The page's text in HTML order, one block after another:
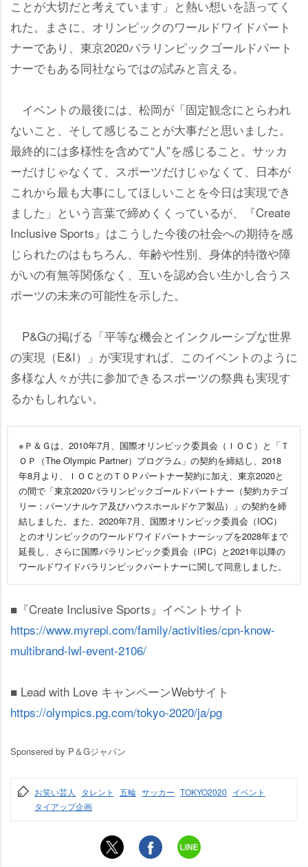
ことが大切だと考えています」と熱い想いを語ってく
れた。まさに、オリンピックのワールドワイドパート
ナーであり、東京2020パラリンピックゴールドパート
ナーでもある同社ならではの試みと言える。
イベントの最後には、松岡が「固定観念にとらわれ
ないこと、そして感じることが大事だと思いました。
最終的には多様性を含めて“人”を感じること。サッカ
ーだけじゃなくて、スポーツだけじゃなくて、日本が
これから最も大事にしてほしいことを今日は実現でき
ました」という言葉で締めくくっているが、『Create
Inclusive Sports』はこうした今後の社会への期待を感
じられたのはもちろん、年齢や性別、身体的特徴や障
がいの有無等関係なく、互いを認め合い生かし合うス
ポーツの未来の可能性を示した。
P&Gの掲げる「平等な機会とインクルーシブな世界
の実現（E&I）」が実現すれば、このイベントのように
多様な人々が共に参加できるスポーツの祭典も実現す
るかもしれない。
※Ｐ＆Ｇは、2010年7月、国際オリンピック委員会（ＩＯＣ）と「Ｔ
ＯＰ（The Olympic Partner）プログラム」の契約を締結し、2018
年8月より、ＩＯＣとのＴＯＰパートナー契約に加え、東京2020と
の間で「東京2020パラリンピックゴールドパートナー（契約カテゴ
リー：パーソナルケア及びハウスホールドケア製品）」の契約を締
結しました。また、2020年7月、国際オリンピック委員会（IOC）
とのオリンピックのワールドワイドパートナーシップを2028年まで
延長し、さらに国際パラリンピック委員会（IPC）と2021年以降の
ワールドワイドパラリンピックパートナーに関して同意しました。
■『Create Inclusive Sports』イベントサイト
https://www.myrepi.com/family/activities/cpn-know-
multibrand-lwl-event-2106/
■ Lead with Love キャンペーンWebサイト
https://olympics.pg.com/tokyo-2020/ja/pg
Sponsered by P＆Gジャパン
お笑い芸人 タレント 五輪 サッカー TOKYO2020 イベント
タイアップ企画